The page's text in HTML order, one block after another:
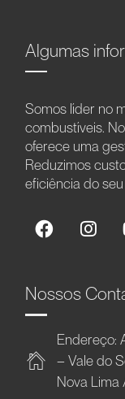
Algumas
Somos líder no
combustíveis.
oferece uma
Reduzimos
eficiência do
Nossos
Endereço:
– Vale do
Nova